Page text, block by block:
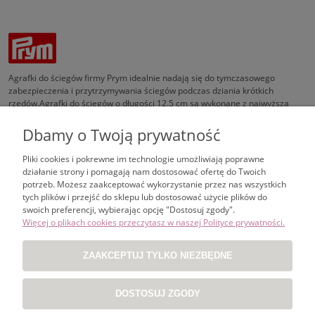
Agrafki do ściegów firmy Prym idealnie nadają się do tymczasowego
zabezpieczenia i przytrzymywania ściegów podczas dziania krótkich
rzędów.Agrafki do ściegów o długości 12,5 cm są wykonane z najwyższą
wykonanie i zaokrąglona końcówka gwarantują maksymalną ochronę
obrabianego materiału.Agrafki do ściegów Prym mogą być używane do
zabezpieczania ściegów we wszelkiego rodzaju robótkach. Prym oferuje te
uchwyty ściegów w zestawie 2 sztuk.
ZAKUPY
Dbamy o Twoją prywatność
Pliki cookies i pokrewne im technologie umożliwiają poprawne
działanie strony i pomagają nam dostosować ofertę do Twoich
potrzeb. Możesz zaakceptować wykorzystanie przez nas wszystkich
tych plików i przejść do sklepu lub dostosować użycie plików do
swoich preferencji, wybierając opcję "Dostosuj zgody".
Więcej o plikach cookies przeczytasz w naszej Polityce prywatności.
ZAAKCEPTUJ TYLKO NIEZBĘDNE
DOSTOSUJ ZGODY